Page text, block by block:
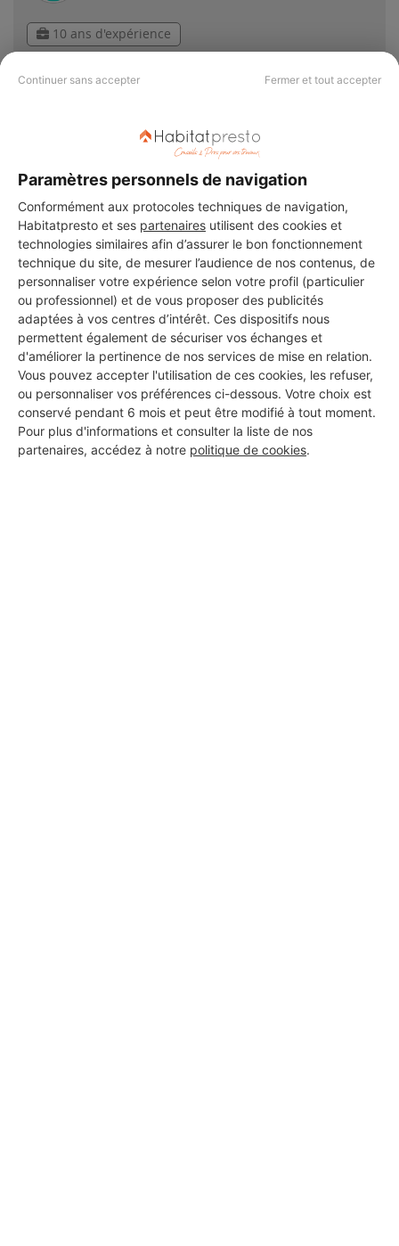
Continuer sans accepter Fermer et tout accepter
Paramètres personnels de navigation
Conformément aux protocoles techniques de navigation,
Habitatpresto et ses partenaires utilisent des cookies et
technologies similaires afin d’assurer le bon fonctionnement
technique du site, de mesurer l’audience de nos contenus, de
personnaliser votre expérience selon votre profil (particulier
ou professionnel) et de vous proposer des publicités
adaptées à vos centres d’intérêt. Ces dispositifs nous
permettent également de sécuriser vos échanges et
d'améliorer la pertinence de nos services de mise en relation.
Vous pouvez accepter l'utilisation de ces cookies, les refuser,
ou personnaliser vos préférences ci-dessous. Votre choix est
conservé pendant 6 mois et peut être modifié à tout moment.
Pour plus d'informations et consulter la liste de nos
partenaires, accédez à notre politique de cookies.
10 ans d'expérience
B.N.S BATIMENT
Saint-Victoret
8 ans d'expérience
Voir sa fiche
PCG MACONNERIE
Saint-Victoret
8 ans d'expérience